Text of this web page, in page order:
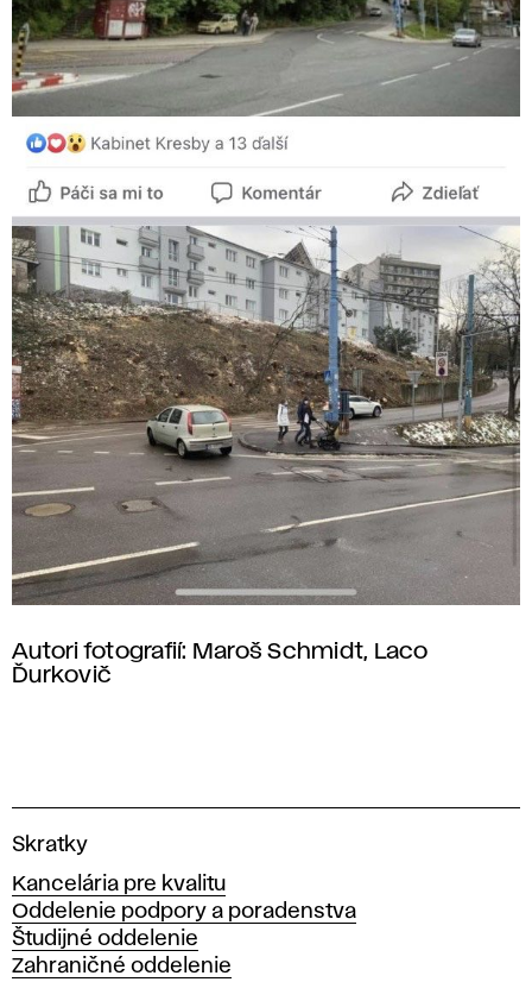
Autori fotografií: Maroš Schmidt, Laco
Ďurkovič
V
s
o
k
á
Skratky
Kancelária pre kvalitu
Oddelenie podpory a poradenstva
Študijné oddelenie
Zahraničné oddelenie